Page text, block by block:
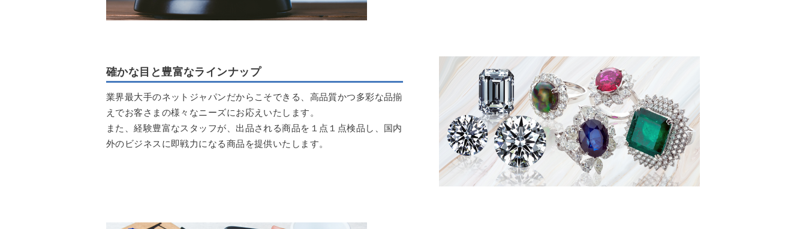
確かな目と豊富なラインナップ
業界最大手のネットジャパンだからこそできる、高品質かつ多彩な品揃
えでお客さまの様々なニーズにお応えいたします。
また、経験豊富なスタッフが、出品される商品を１点１点検品し、国内
外のビジネスに即戦力になる商品を提供いたします。